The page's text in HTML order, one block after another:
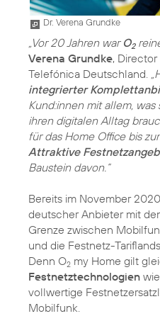
Dr. Verena Grundke
„Vor 20 Jahren war O2
Verena Grundke,
Telefónica Deutschland.
integrierter
Kund:innen mit allem,
ihren digitalen Alltag
für das Home Office bis
Attraktive
Baustein davon.“
Bereits im November
deutscher Anbieter mit
Grenze zwischen
und die Festnetz-
Denn O2 my Home gilt
Festnetztechnologien
vollwertige
Mobilfunk.